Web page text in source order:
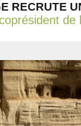
RECRUTE
de